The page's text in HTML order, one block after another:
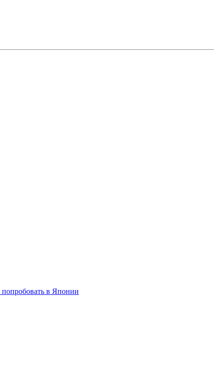
в Японии